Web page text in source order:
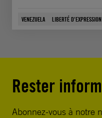
VENEZUELA LIBERTÉ D'EXPRESSION
Rester
Abonnez-vous à notre